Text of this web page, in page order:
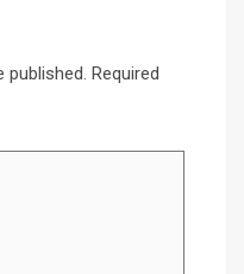
published. Required